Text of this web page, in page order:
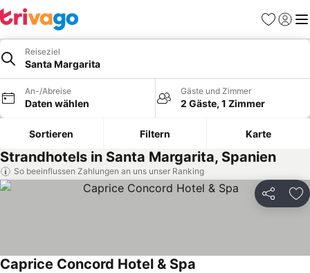
Favoriten
Reiseziel
Santa Margarita
An-/Abreise
Daten wählen
Gäste und Zimmer
2 Gäste, 1 Zimmer
Sortieren Filtern Karte
Strandhotels in Santa Margarita, Spanien
So beeinflussen Zahlungen an uns unser Ranking
Teilen
Caprice Concord Hotel & Spa